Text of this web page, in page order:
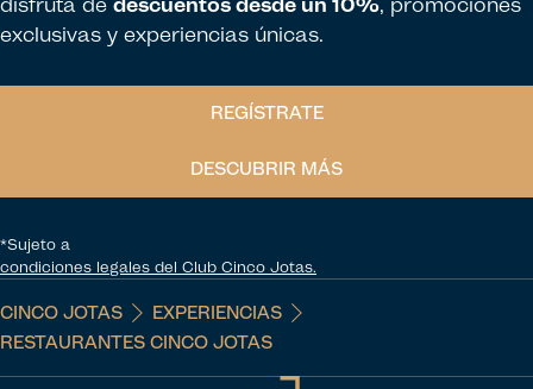
exclusivas y experiencias únicas.
REGÍSTRATE
DESCUBRIR MÁS
*Sujeto a
condiciones legales del Club Cinco Jotas.
CINCO JOTAS
EXPERIENCIAS
RESTAURANTES CINCO JOTAS